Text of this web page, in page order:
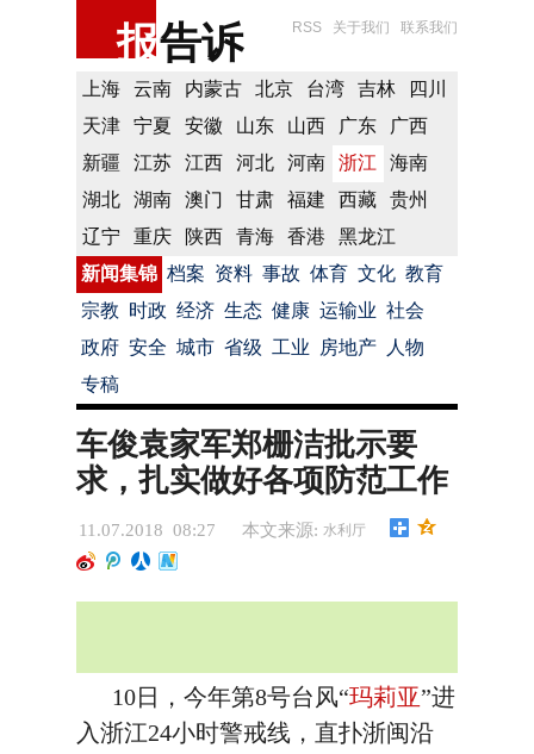
报告诉 RSS 关于我们 联系我们
上海 云南 内蒙古 北京 台湾 吉林
四川
天津
宁夏 安徽 山东 山西 广东
广西
新疆
江苏 江西 河北 河南 浙江
海南
湖北
湖南 澳门 甘肃 福建 西藏
贵州
辽宁
重庆 陕西 青海 香港
黑龙江
新闻集锦 档案 资料 事故 体育 文化 教育
宗教 时政 经济 生态 健康 运输业 社会
政府 安全 城市 省级 工业 房地产
人物
专稿
车俊袁家军郑栅洁批示要
求，扎实做好各项防范工作
11.07.2018 08:27 本文来源: 水利厅
10日，今年第8号台风“玛莉亚”进
入浙江24小时警戒线，直扑浙闽沿